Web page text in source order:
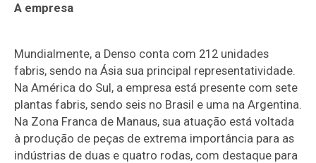
A empresa
Mundialmente, a Denso conta com 212 unidades
fabris, sendo na Ásia sua principal representatividade.
Na América do Sul, a empresa está presente com sete
plantas fabris, sendo seis no Brasil e uma na Argentina.
Na Zona Franca de Manaus, sua atuação está voltada
à produção de peças de extrema importância para as
indústrias de duas e quatro rodas, com destaque para